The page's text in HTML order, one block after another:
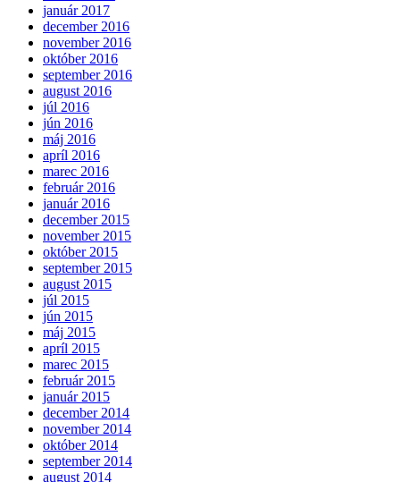
január 2017
december 2016
november 2016
október 2016
september 2016
august 2016
júl 2016
jún 2016
máj 2016
apríl 2016
marec 2016
február 2016
január 2016
december 2015
november 2015
október 2015
september 2015
august 2015
júl 2015
jún 2015
máj 2015
apríl 2015
marec 2015
február 2015
január 2015
december 2014
november 2014
október 2014
september 2014
august 2014